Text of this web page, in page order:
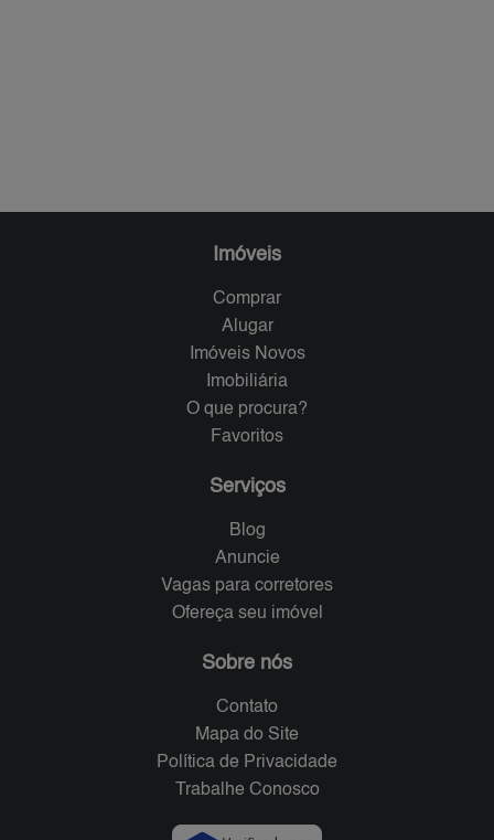
Imóveis
Comprar
Alugar
Imóveis Novos
Imobiliária
O que procura?
Favoritos
Serviços
Blog
Anuncie
Vagas para corretores
Ofereça seu imóvel
Sobre nós
Contato
Mapa do Site
Política de Privacidade
Trabalhe Conosco